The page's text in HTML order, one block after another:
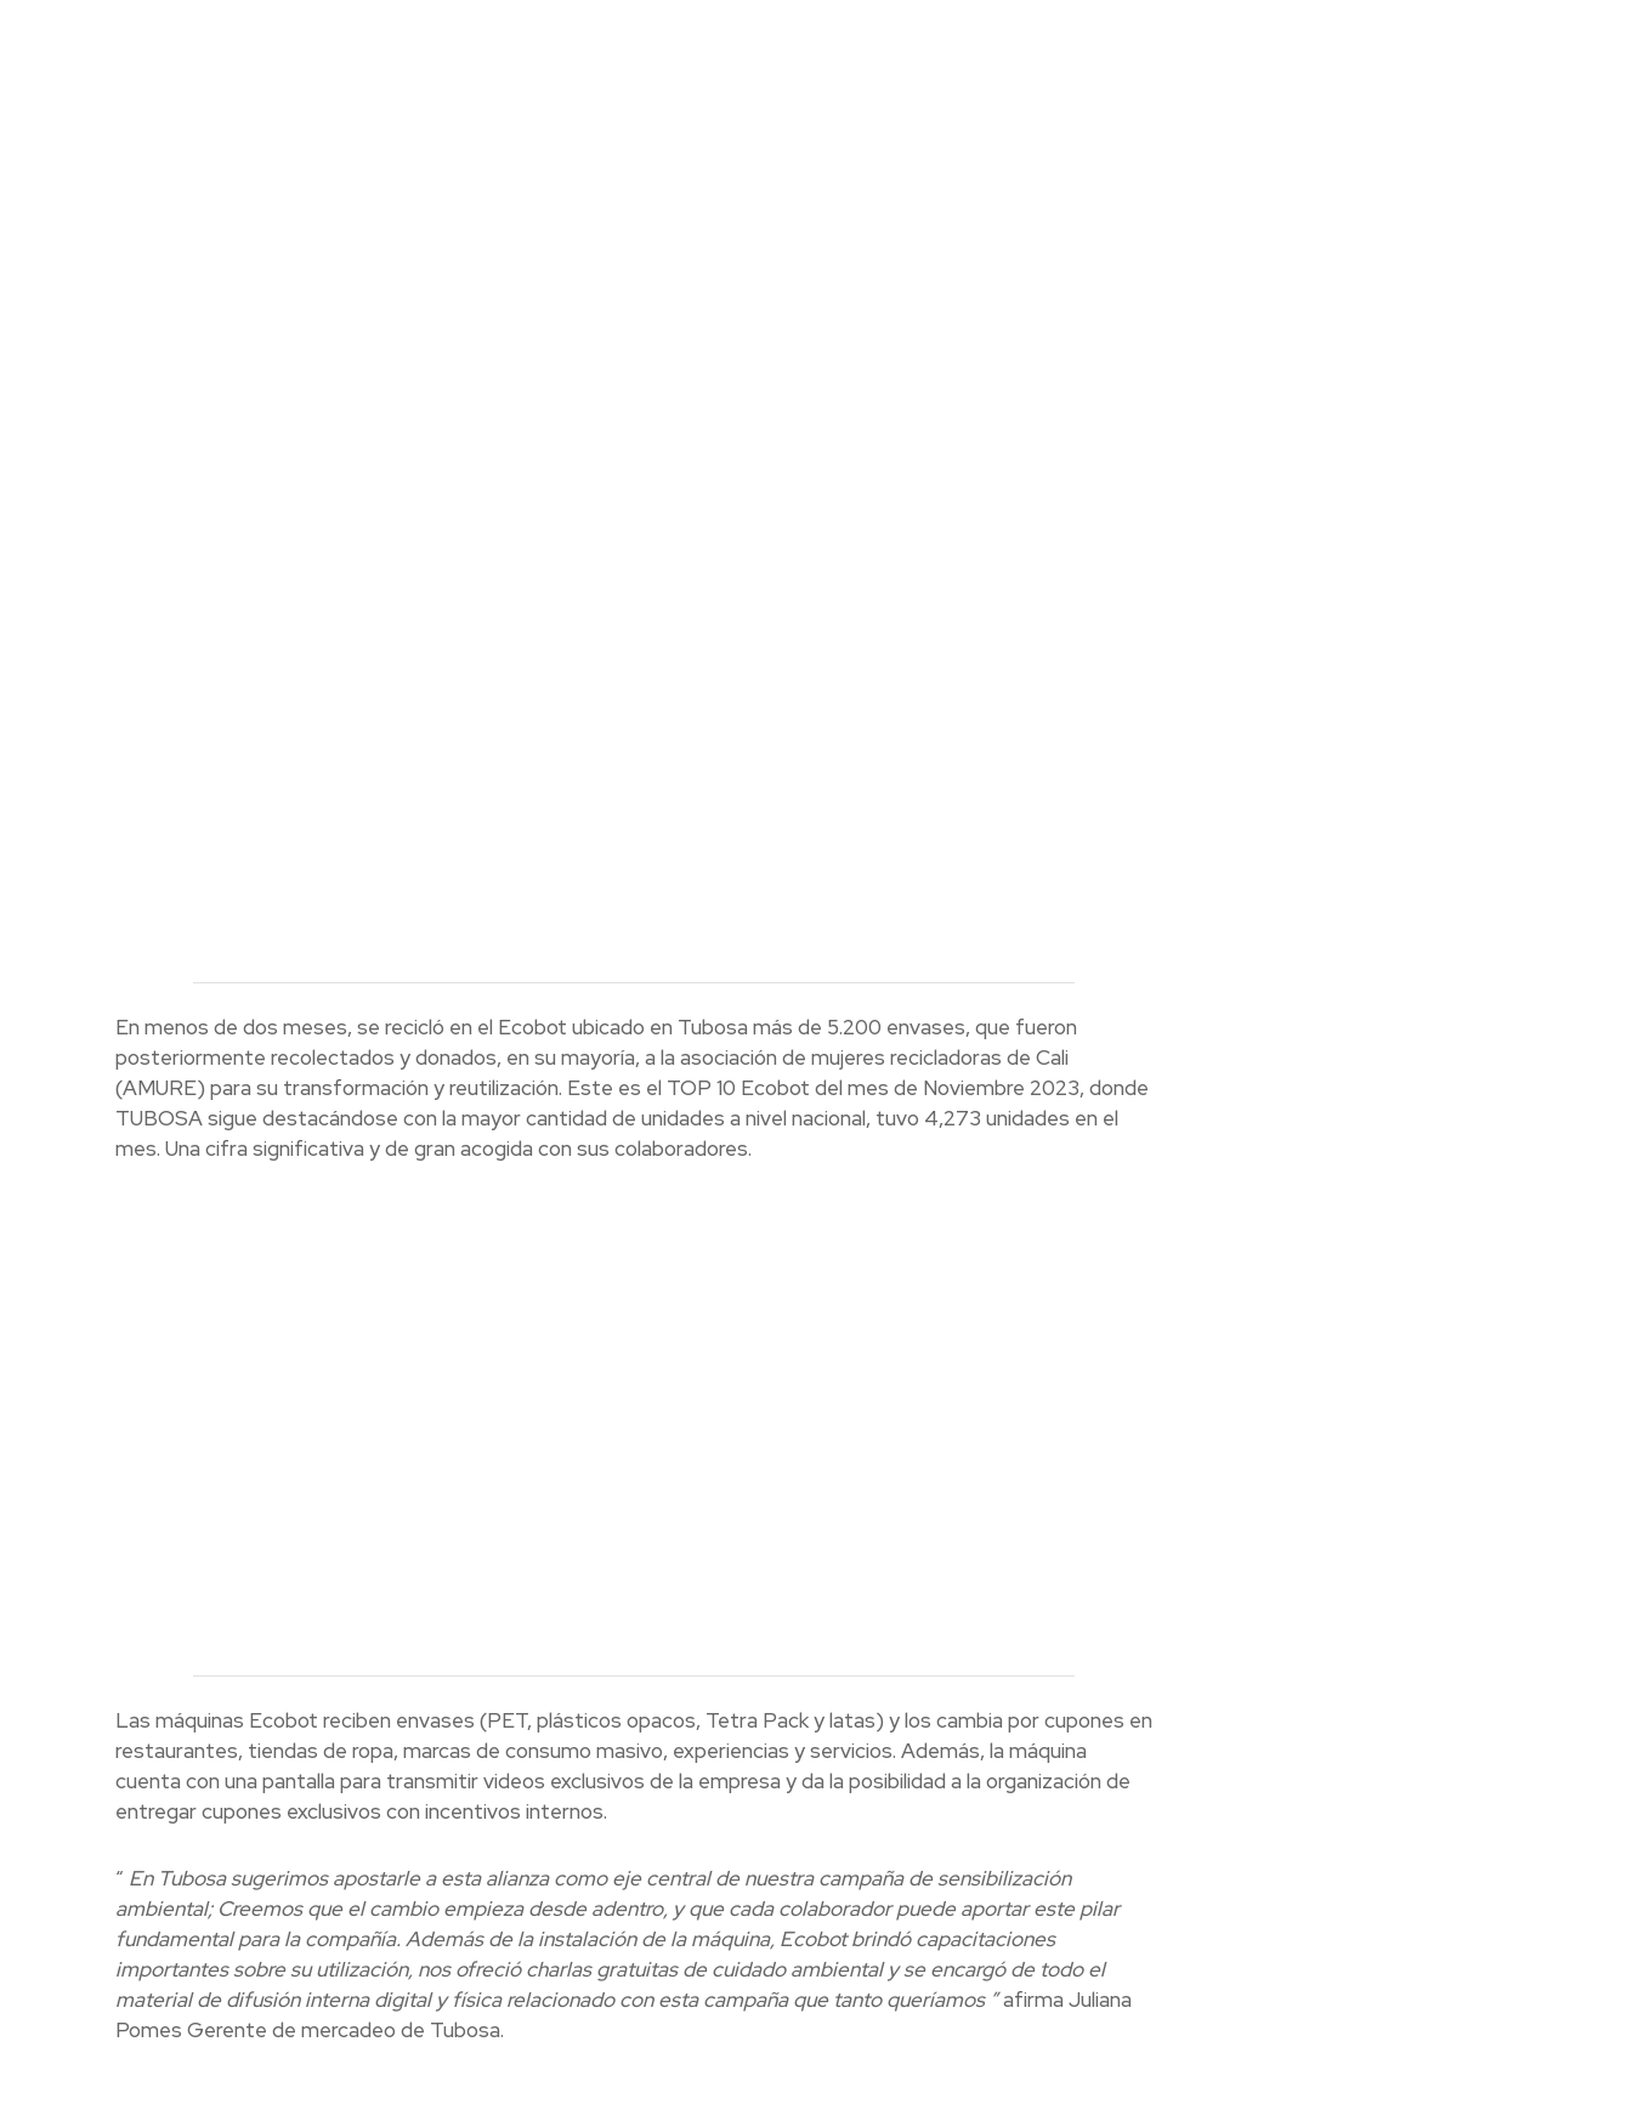
En menos de dos meses, se recicló en el Ecobot ubicado en Tubosa más de 5.200 envases, que fueron
posteriormente recolectados y donados, en su mayoría, a la asociación de mujeres recicladoras de Cali
(AMURE) para su transformación y reutilización. Este es el TOP 10 Ecobot del mes de Noviembre 2023, donde
TUBOSA sigue destacándose con la mayor cantidad de unidades a nivel nacional, tuvo 4,273 unidades en el
mes. Una cifra significativa y de gran acogida con sus colaboradores.
Las máquinas Ecobot reciben envases (PET, plásticos opacos, Tetra Pack y latas) y los cambia por cupones en
restaurantes, tiendas de ropa, marcas de consumo masivo, experiencias y servicios. Además, la máquina
cuenta con una pantalla para transmitir videos exclusivos de la empresa y da la posibilidad a la organización de
entregar cupones exclusivos con incentivos internos.
“ En Tubosa sugerimos apostarle a esta alianza como eje central de nuestra campaña de sensibilización
ambiental; Creemos que el cambio empieza desde adentro, y que cada colaborador puede aportar este pilar
fundamental para la compañía.Además de la instalación de la máquina, Ecobot brindó capacitaciones
importantes sobre su utilización, nos ofreció charlas gratuitas de cuidado ambiental y se encargó de todo el
material de difusión interna digital y física relacionado con esta campaña que tanto queríamos ”afirma Juliana
Pomes Gerente de mercadeo de Tubosa.